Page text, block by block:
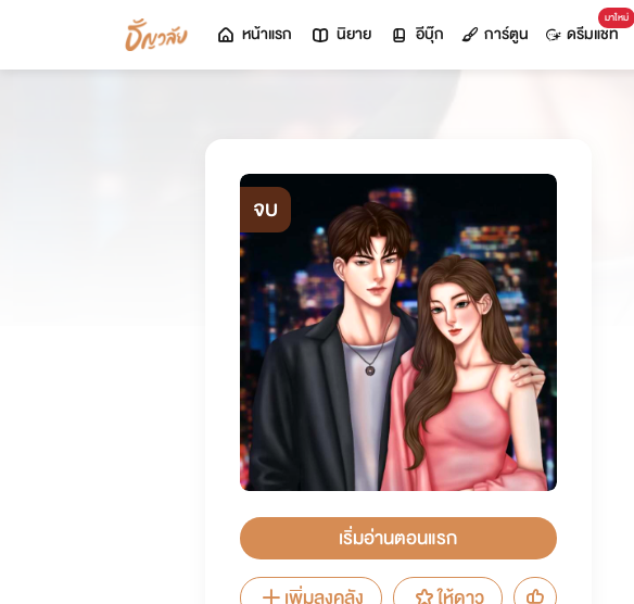
หน้าแรก นิยาย อีบุ๊ก การ์ตูน
มาใหม่
ดรีมแชท
จบ
เริ่มอ่านตอนแรก